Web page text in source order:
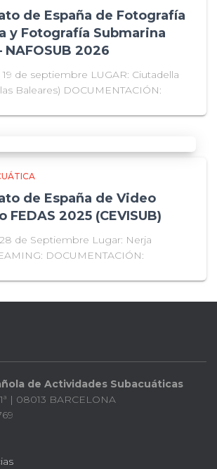
de España de Fotografía
y Fotografía Submarina
NAFOSUB 2026
19 de septiembre LUGAR: Ciutadella
Baleares) DOCUMENTACIÓN:
de España de Video
FEDAS 2025 (CEVISUB)
de Septiembre Lugar: Nerja
DOCUMENTACIÓN:
de Actividades Subacuáticas
| 08013 BARCELONA